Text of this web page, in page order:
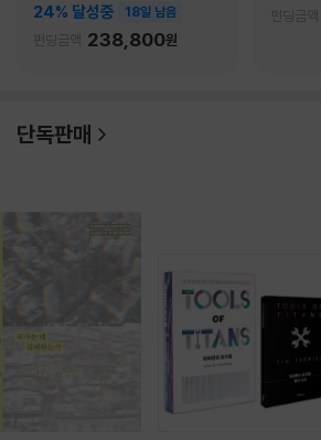
24% 달성중 18일 남음
펀딩금액 238,800원
펀딩금액
단독판매